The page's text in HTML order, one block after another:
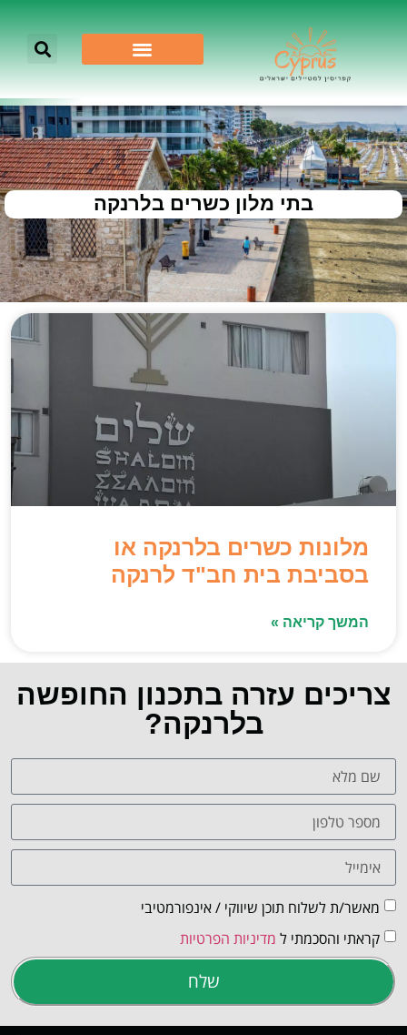
בתי מלון כשרים בלרנקה
מלונות כשרים בלרנקה או
בסביבת בית חב"ד לרנקה
המשך קריאה »
צריכים עזרה בתכנון החופשה
בלרנקה?
מאשר/ת לשלוח תוכן שיווקי / אינפורמטיבי
קראתי והסכמתי ל מדיניות הפרטיות
שלח